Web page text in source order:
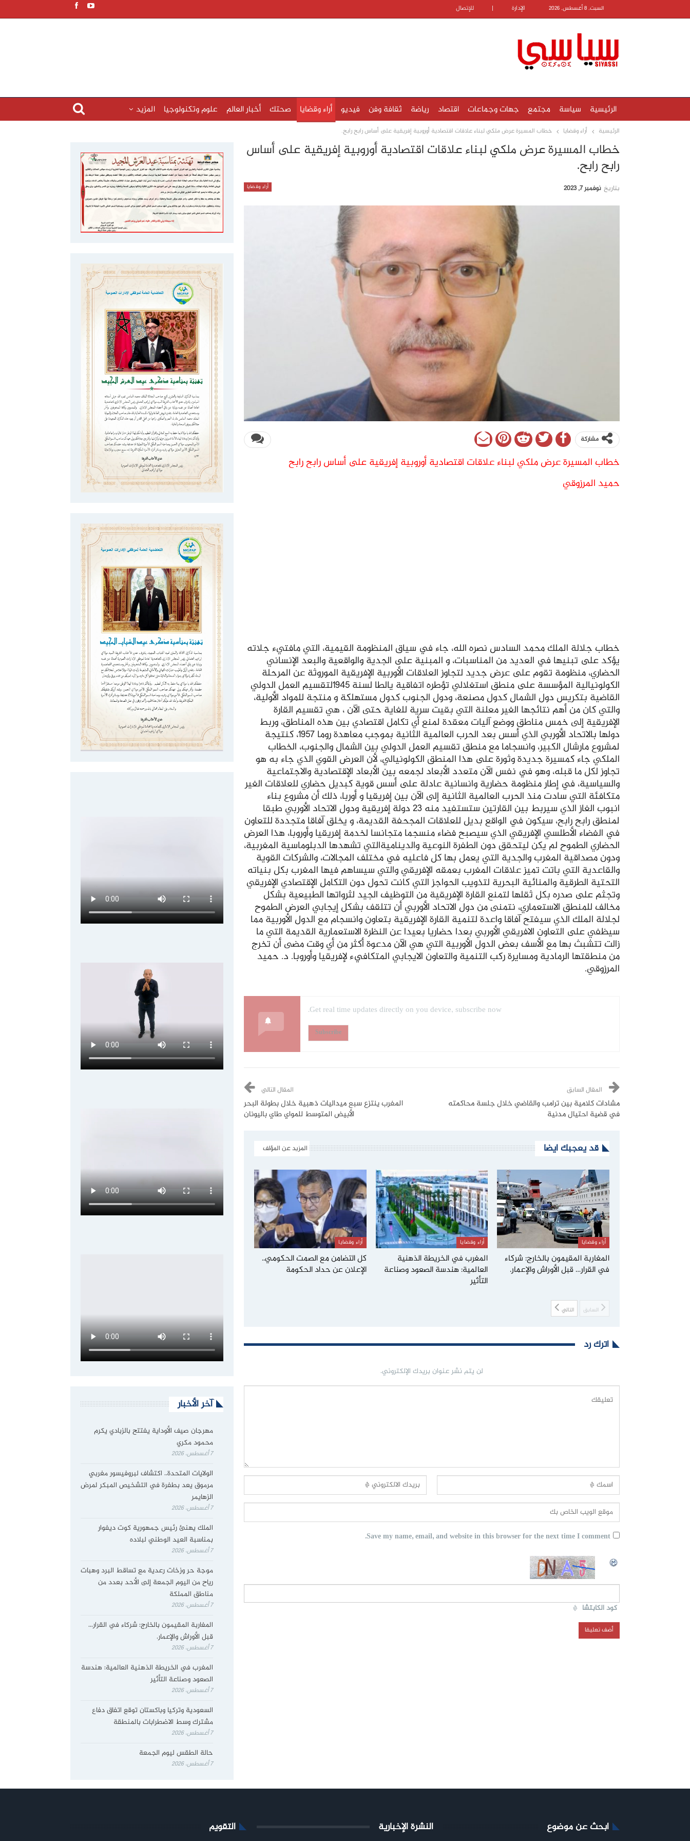
السبت, 8 أغسطس, 2026 الإدارة | للإتصال
الرئيسية سياسة مجتمع جهات وجماعات اقتصاد رياضة ثقافة وفن فيديو أراء وقضايا صحتك أخبار العالم علوم وتكنولوجيا المزيد
الرئيسية أراء وقضايا خطاب المسيرة عرض ملكي لبناء علاقات اقتصادية أوروبية إفريقية على أساس رابح رابح.
خطاب المسيرة عرض ملكي لبناء علاقات اقتصادية أوروبية إفريقية على أساس
رابح رابح.
أراء وقضايا بتاريخ نوفمبر 7, 2023
مشاركة
خطاب المسيرة عرض ملكي لبناء علاقات اقتصادية أوروبية إفريقية على أساس رابح رابح
حميد المرزوقي
خطاب جلالة الملك محمد السادس نصره الله، جاء في سياق المنظومة القيمية، التي مافتيء جلاته
يؤكد على تبنيها في العديد من المناسبات، و المبنية على الجدية والواقعية والبعد الإنساني
الحضاري، منظومة تقوم على عرض جديد لتجاوز العلاقات الأوربية الإفريقية الموروثة عن المرحلة
الكولونيالية المؤسسة على منطق استغلالي تؤطره اتفاقية يالطا لسنة 1945لتقسيم العمل الدولي
القاضية بتكريس دول الشمال كدول مصنعة، ودول الجنوب كدول مستهلكة و منتجة للمواد الأولية،
والتي كان من أهم نتائجها الغير معلنة التي بقيت سرية للغاية حتى الآن ، هي تقسيم القارة
الإفريقية إلى خمس مناطق ووضع آليات معقدة لمنع أي تكامل اقتصادي بين هذه المناطق، وربط
دولها بالاتحاد الأوربي الذي أسس بعد الحرب العالمية الثانية بموجب معاهدة روما 1957، كنتيجة
لمشروع مارشال الكبير، وانسجاما مع منطق تقسيم العمل الدولي بين الشمال والجنوب، الخطاب
الملكي جاء كمسيرة جديدة وثورة على هذا المنطق الكولونيالي، لأن العرض القوي الذي جاء به هو
تجاوز لكل ما قبله، وهو في نفس الآن متعدد الأبعاد لجمعه بين الأبعاد الإقتصادية والاجتماعية
والسياسية، في إطار منظومة حضارية وانسانية عادلة على أسس قوية كبديل حضاري للعلاقات الغير
متكافئة التي سادت منذ الحرب العالمية الثانية إلى الآن بين إفريقيا و أوربا، ذلك أن مشروع بناء
انبوب الغاز الذي سيربط بين القارتين ستستفيد منه 23 دولة إفريقية ودول الاتحاد الأوربي طبقا
لمنطق رابح رابح، سيكون في الواقع بديل للعلاقات المجحفة القديمة، و يخلق آفاقا متجددة للتعاون
في الفضاء الأطلسي الإفريقي الذي سيصبح فضاء منسجما متجانسا لخدمة إفريقيا وأوروبا، هذا العرض
الحضاري الطموح لم يكن ليتحقق دون الطفرة النوعية والديناميةالتي تشهدها الدبلوماسية المغربية،
ودون مصداقية المغرب والجدية التي يعمل بها كل فاعليه في مختلف المجالات، والشركات القوية
والقاعدية التي باتت تميز علاقات المغرب بعمقه الإفريقي والتي سيساهم فيها المغرب بكل بنياته
التحتية الطرقية والمنائية البحرية لتذويب الحواجز التي كانت تحول دون التكامل الإقتصادي الإفريقي
وتجثم على صدره بكل ثقلها لتمنع القارة الإفريقية من التوظيف الجيد لثرواتها الطبيعية بشكل
مخالف للمنطق الاستعماري، نتمنى من دول الاتحاد الأوربي أن تتلقف بشكل إيجابي العرض الطموح
لجلالة الملك الذي سيفتح آفاقا واعدة لتنمية القارة الإفريقية بتعاون وانسجام مع الدول الأوربية مما
سيظفي على التعاون الافريقي الأوربي بعدا حضاريا بعيدا عن النظرة الاستعمارية القديمة التي ما
زالت تتشبث بها مع الأسف بعض الدول الأوربية التي هي الآن مدعوة أكثر من أي وقت مضى أن تخرج
من منطقتها الرمادية ومسايرة ركب التنمية والتعاون الايجابي المتكافيء لإفريقيا وأوروبا. د. حميد
المرزوقي.
Get real time updates directly on you device, subscribe now.
Subscribe
المقال السابق
مشادات كلامية بين ترامب والقاضي خلال جلسة محاكمته
في قضية احتيال مدنية
المقال التالي
المغرب ينتزع سبع ميداليات ذهبية خلال بطولة البحر
الأبيض المتوسط للمواي طاي باليونان
قد يعجبك ايضا المزيد عن المؤلف
أراء وقضايا
المغاربة المقيمون بالخارج: شركاء
في القرار… قبل الأوراش والإعمار.
أراء وقضايا
المغرب في الخريطة الذهنية
العالمية: هندسة الصعود وصناعة
التأثير
أراء وقضايا
كل التضامن مع الصمت الحكومي..
الإعلان عن حداد الحكومة
السابق التالي
اترك رد
لن يتم نشر عنوان بريدك الإلكتروني.
Save my name, email, and website in this browser for the next time I comment.
كود الكابتشا *
آخر الأخبار
مهرجان صيف الأوداية يفتتح بالزبادي يكرم
محمود مكري
7 أغسطس، 2026
الولايات المتحدة.. اكتشاف لبروفيسور مغربي
مرموق يعد بطفرة في التشخيص المبكر لمرض
الزهايمر
7 أغسطس، 2026
الملك يهنئ رئيس جمهورية كوت ديفوار
بمناسبة العيد الوطني لبلاده
7 أغسطس، 2026
موجة حر وزخات رعدية مع تساقط البرد وهبات
رياح من اليوم الجمعة إلى الأحد بعدد من
مناطق المملكة
7 أغسطس، 2026
المغاربة المقيمون بالخارج: شركاء في القرار…
قبل الأوراش والإعمار.
7 أغسطس، 2026
المغرب في الخريطة الذهنية العالمية: هندسة
الصعود وصناعة التأثير
7 أغسطس، 2026
السعودية وتركيا وباكستان توقع اتفاق دفاع
مشترك وسط الاضطرابات بالمنطقة
7 أغسطس، 2026
حالة الطقس ليوم الجمعة
7 أغسطس، 2026
ابحث عن موضوع النشرة الإخبارية التقويم